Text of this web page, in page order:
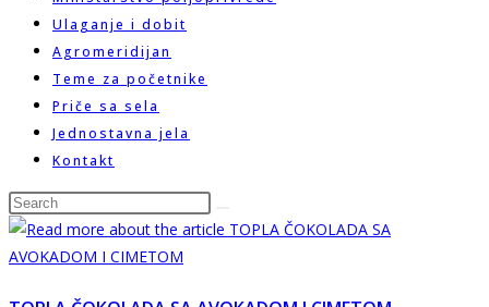
the
Ulaganje i dobit
Agromeridijan
Teme za početnike
Priče sa sela
Jednostavna jela
Kontakt
Search
this
website